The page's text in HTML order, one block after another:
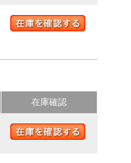
在庫確認